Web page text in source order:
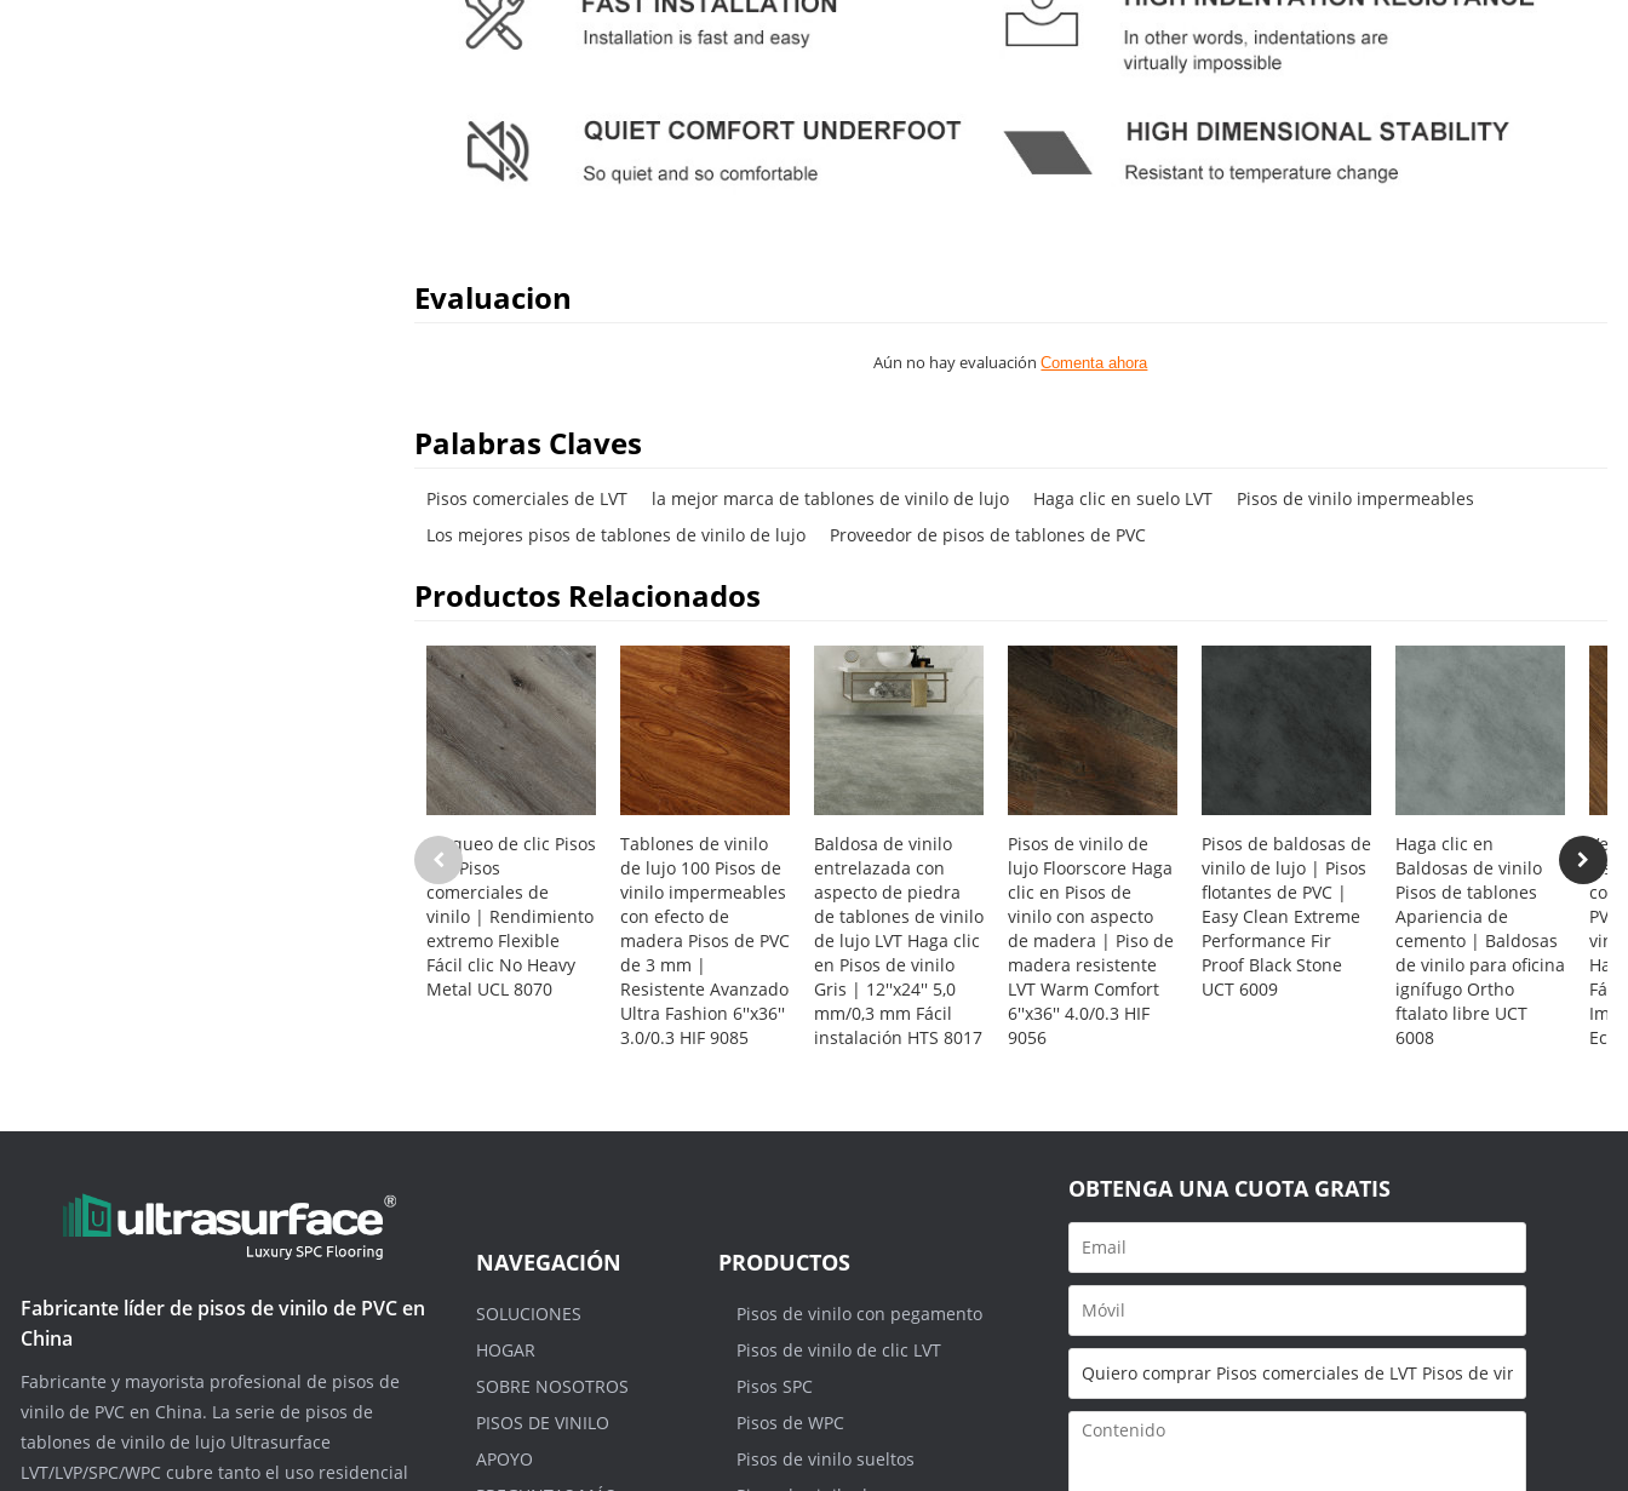
Evaluacion
Aún no hay evaluaciónComenta ahora
Palabras Claves
Pisos comerciales de LVT la mejor marca de tablones de vinilo de lujo Haga clic en suelo LVT
Pisos de vinilo impermeables
Los mejores pisos de tablones de vinilo de lujo
Proveedor de pisos de tablones de PVC
Productos Relacionados
Bloqueo de clic Pisos
LVT Pisos
comerciales de
vinilo | Rendimiento
extremo Flexible
Fácil clic No Heavy
Metal UCL 8070
Tablones de vinilo
de lujo 100 Pisos de
vinilo impermeables
con efecto de
madera Pisos de PVC
de 3 mm |
Resistente Avanzado
Ultra Fashion 6''x36''
3.0/0.3 HIF 9085
Baldosa de vinilo
entrelazada con
aspecto de piedra
de tablones de vinilo
de lujo LVT Haga clic
en Pisos de vinilo
Gris | 12''x24'' 5,0
mm/0,3 mm Fácil
instalación HTS 8017
Pisos de vinilo de
lujo Floorscore Haga
clic en Pisos de
vinilo con aspecto
de madera | Piso de
madera resistente
LVT Warm Comfort
6''x36'' 4.0/0.3 HIF
9056
Pisos de baldosas de
vinilo de lujo | Pisos
flotantes de PVC |
Easy Clean Extreme
Performance Fir
Proof Black Stone
UCT 6009
Haga clic en
Baldosas de vinilo
Pisos de tablones
Apariencia de
cemento | Baldosas
de vinilo para oficina
ignífugo Ortho
ftalato libre UCT
6008
Fabricante líder de pisos de vinilo de PVC en
China
Fabricante y mayorista profesional de pisos de
vinilo de PVC en China. La serie de pisos de
tablones de vinilo de lujo Ultrasurface
LVT/LVP/SPC/WPC cubre tanto el uso residencial
NAVEGACIÓN
SOLUCIONES
HOGAR
SOBRE NOSOTROS
PISOS DE VINILO
APOYO
PRODUCTOS
Pisos de vinilo con pegamento
Pisos de vinilo de clic LVT
Pisos SPC
Pisos de WPC
Pisos de vinilo sueltos
OBTENGA UNA CUOTA GRATIS